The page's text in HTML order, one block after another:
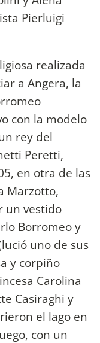
Pierluigi
realizada
a Angera, la
con la modelo
rey del
Peretti,
en otra de las
Marzotto,
un vestido
Borromeo y
uno de sus
y corpiño
Carolina
Casiraghi y
el lago en
con un